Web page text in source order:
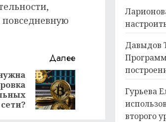
Далее
Давыдов
Гурьева
второго